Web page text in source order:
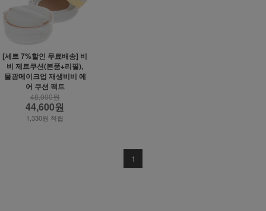
[세트 7%할인 무료배송] 비
비 제트쿠션(본품+리필),
물광메이크업 재생비비 에
어 쿠션 팩트
48,000원
44,600원
1,330원 적립
1